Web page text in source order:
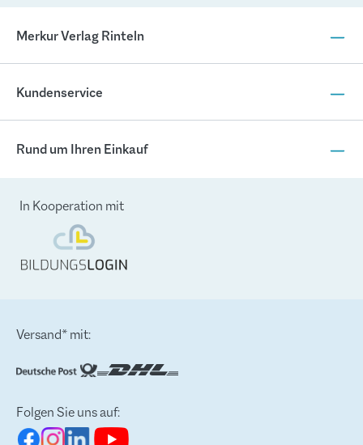
Merkur Verlag Rinteln
Kundenservice
Rund um Ihren Einkauf
In Kooperation mit
Versand* mit:
Folgen Sie uns auf: